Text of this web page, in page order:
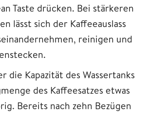
Taste drücken. Bei stärkeren
lässt sich der Kaffeeauslass
reinigen und
die Kapazität des Wassertanks
des Kaffeesatzes etwas
Bereits nach zehn Bezügen